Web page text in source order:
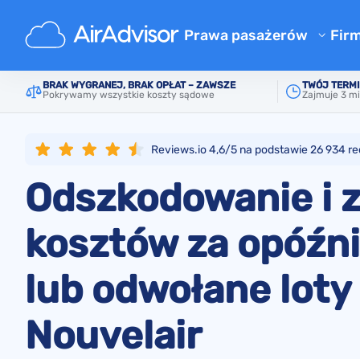
Prawa pasażerów
Kalkulator odszkodowania
Odszkodowanie za
Odszkodowanie za zgubiony
Odszkodowanie za odmowę
Reklamacje linii lotniczych
Strajk linii lotniczych
Regulacje
O
BRAK WYGRANEJ, BRAK OPŁAT – ZAWSZE
Pokrywamy wszystkie koszty sądowe
TWÓJ
Zajmuje 3
Główne Lista linii lotniczych Nouvelair
Reviews.io 4,6/5 na podstawie26 934
Odszkodowanie i
kosztów za
lub odwołane loty
Nouvelair